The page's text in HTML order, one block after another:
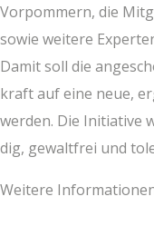
Vor­pom­mern, die
sowie wei­te­re
Damit soll die
kraft auf eine neue,
wer­den. Die Initia­ti­ve
dig, gewalt­frei und
Wei­te­re